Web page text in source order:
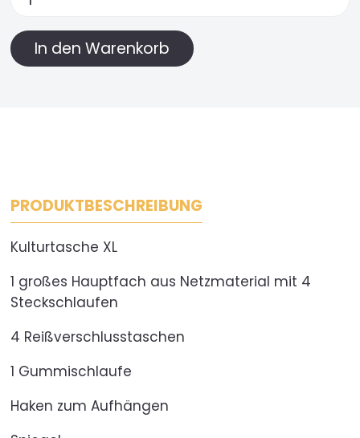
PRODUKTBESCHREIBUNG
Kulturtasche XL
1 großes Hauptfach aus Netzmaterial mit 4
Steckschlaufen
4 Reißverschlusstaschen
1 Gummischlaufe
Haken zum Aufhängen